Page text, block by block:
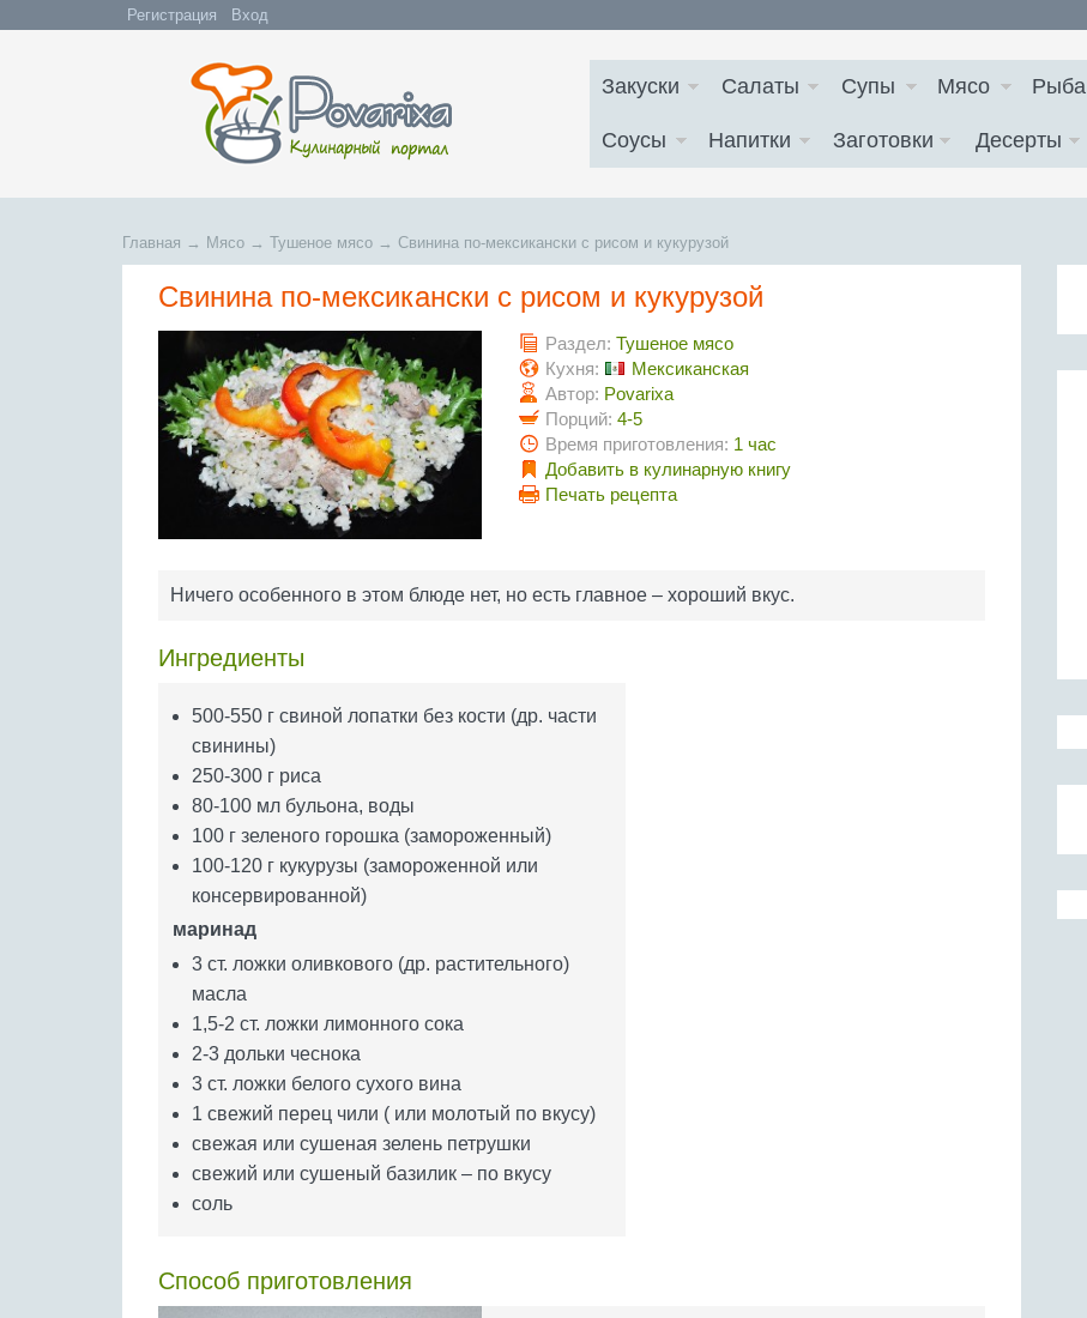
Регистрация Вход
Закуски Салаты Супы Мясо Рыба
Соусы Напитки Заготовки Десерты
Главная → Мясо → Тушеное мясо → Свинина по-мексикански с рисом и кукурузой
Свинина по-мексикански с рисом и кукурузой
Раздел: Тушеное мясо
Кухня:
Мексиканская
Автор: Povarixa
Порций: 4-5
Время приготовления: 1 час
Добавить в кулинарную книгу
Печать рецепта
Ничего особенного в этом блюде нет, но есть главное – хороший вкус.
Ингредиенты
500-550 г свиной лопатки без кости (др. части
свинины)
250-300 г риса
80-100 мл бульона, воды
100 г зеленого горошка (замороженный)
100-120 г кукурузы (замороженной или
консервированной)
маринад
3 ст. ложки оливкового (др. растительного)
масла
1,5-2 ст. ложки лимонного сока
2-3 дольки чеснока
3 ст. ложки белого сухого вина
1 свежий перец чили ( или молотый по вкусу)
свежая или сушеная зелень петрушки
свежий или сушеный базилик – по вкусу
соль
Способ приготовления